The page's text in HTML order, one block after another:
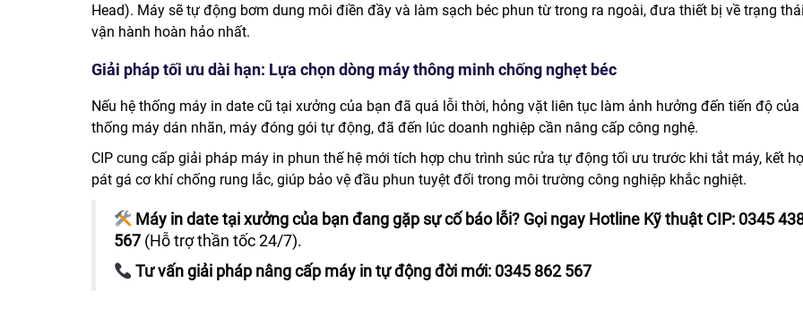
Head). Máy sẽ tự động bơm dung môi điền đầy và làm sạch béc phun từ trong ra ngoài, đưa thiết bị về trạng
vận hành hoàn hảo nhất.
Giải pháp tối ưu dài hạn: Lựa chọn dòng máy thông minh chống nghẹt béc
Nếu hệ thống máy in date cũ tại xưởng của bạn đã quá lỗi thời, hỏng vặt liên tục làm ảnh hưởng đến tiến độ của
thống máy dán nhãn, máy đóng gói tự động, đã đến lúc doanh nghiệp cần nâng cấp công nghệ.
CIP cung cấp giải pháp máy in phun thế hệ mới tích hợp chu trình súc rửa tự động tối ưu trước khi tắt máy, kết
pát gá cơ khí chống rung lắc, giúp bảo vệ đầu phun tuyệt đối trong môi trường công nghiệp khắc nghiệt.
Máy in date tại xưởng của bạn đang gặp sự cố báo lỗi? Gọi ngay Hotline Kỹ thuật CIP: 0345
567 (Hỗ trợ thần tốc 24/7).
Tư vấn giải pháp nâng cấp máy in tự động đời mới: 0345 862 567